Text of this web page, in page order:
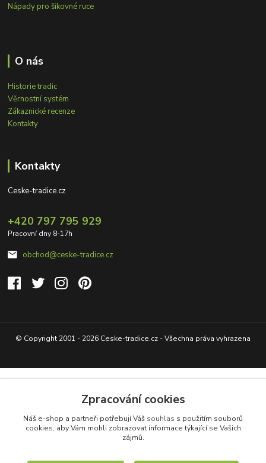
Nápady pro šikovné ruce
O nás
Historie tradic
Věrnostní systém
Zákaznické recenze
Kontakty
Kontakty
Ceske-tradice.cz
+420 797 795 929
Pracovní dny 8-17h
obchod@ceske-tradice.cz
© Copyright 2001 - 2026 Ceske-tradice.cz - Všechna práva vyhrazena
Zpracování cookies
Náš e-shop a partneři potřebují Váš souhlas s použitím souborů
cookies, aby Vám mohli zobrazovat informace týkající se Vašich
zájmů.